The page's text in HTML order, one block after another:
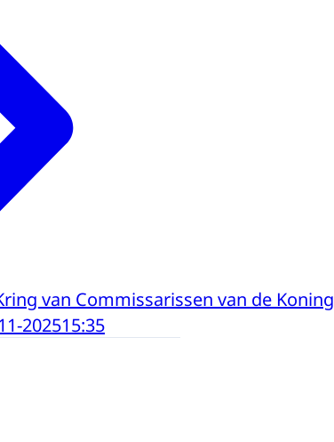
van Commissarissen van de Koning
202515:35